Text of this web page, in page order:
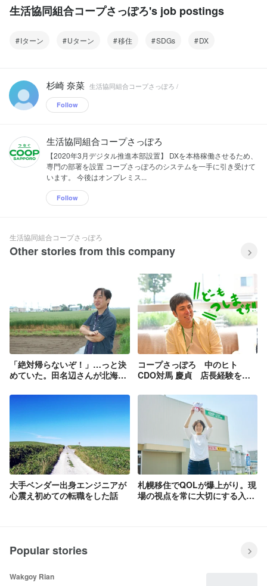
生活協同組合コープさっぽろ's job postings
Iターン Uターン 移住 SDGs DX
杉崎 奈菜 生活協同組合コープさっぽろ /
Follow
生活協同組合コープさっぽろ
【2020年3月デジタル推進本部設置】 DXを本格稼働させるため、
専門の部署を設置 コープさっぽろのシステムを一手に引き受けて
います。 今後はオンプレミス...
Follow
生活協同組合コープさっぽろ
Other stories from this company
「絶対帰らないぞ！」…っと決
めていた。田名辺さんが北海道
しているわけ
コープさっぽろ 中のヒト
CDO対馬 慶貞 店長経験を活
大手ベンダー出身エンジニアが
心震え初めての転職をした話
札幌移住でQOLが爆上がり。現
場の視点を常に大切にする入協
Popular stories
Wakgoy Rian